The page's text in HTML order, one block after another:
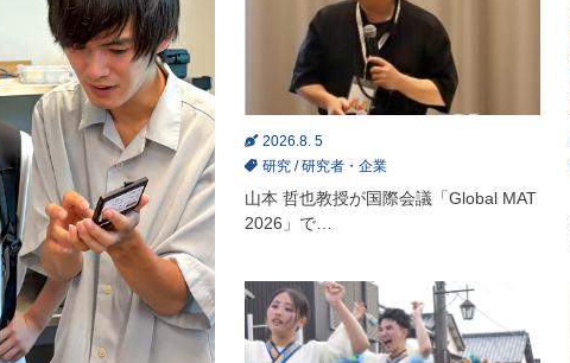
2026.8. 5
研究 /研究者・企業
山本 哲也教授が国際会議「Global MAT
2026」で…